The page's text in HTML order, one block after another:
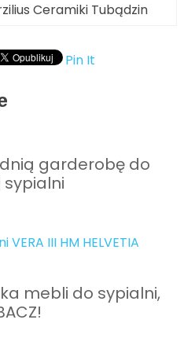
Ceramiki Tubądzin
Pin It
garderobę do
sypialni
mebli do sypialni,